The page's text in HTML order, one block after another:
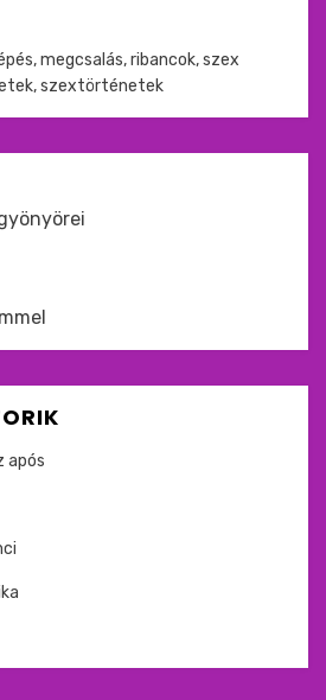
,megcsalás,ribancok,szex
,szextörténetek
após